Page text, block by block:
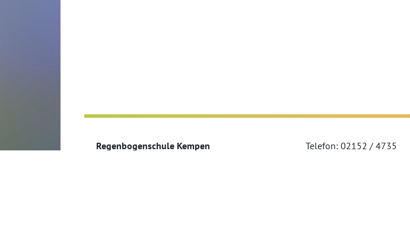
Regenbogenschule Kempen
Telefon: 02152 / 4735